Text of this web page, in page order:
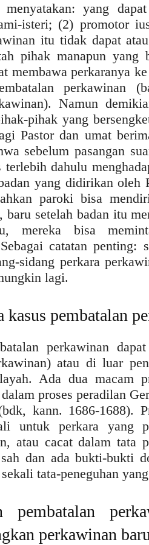
yang
isteri; (2) promotor
itu tidak dapat
pihak manapun yang
membawa perkaranya
perkawinan
Namun
pihak yang
Pastor dan umat
sebelum pasangan
terlebih dahulu
yang didirikan oleh
paroki bisa
baru setelah badan itu
mereka bisa
catatan penting:
sidang perkara
lagi.
kasus pembatalan
perkawinan
atau di luar
Ada dua macam
proses peradilan
kann. 1686-1688).
untuk perkara yang
atau cacat dalam tata
dan ada bukti-bukti
tata-peneguhan
pembatalan
perkawinan